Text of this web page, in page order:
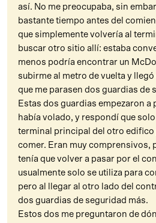
así. No me preocupaba, sin
bastante tiempo antes del
que simplemente volvería al
buscar otro sitio allí: estaba
menos podría encontrar un
subirme al metro de vuelta y
que me parasen dos guardias de
Estas dos guardias empezaron a
había volado, y respondí que solo
terminal principal del otro edifico
comer. Eran muy comprensivos,
tenía que volver a pasar por el
usualmente solo se utiliza para
pero al llegar al otro lado del
dos guardias de seguridad más.
Estos dos me preguntaron de